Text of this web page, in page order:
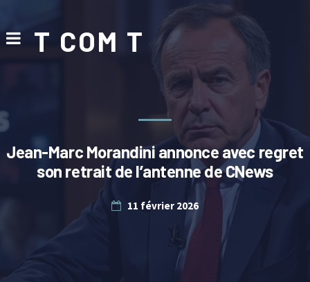
T COM T
Jean-Marc Morandini annonce avec regret
son retrait de l’antenne de CNews
11 février 2026